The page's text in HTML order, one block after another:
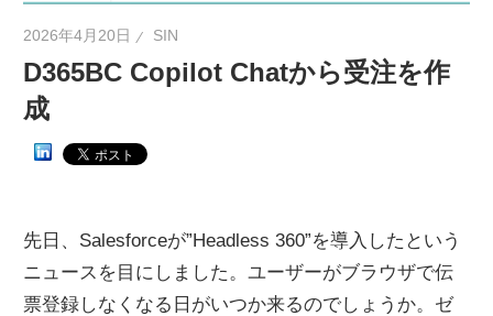
2026年4月20日 SIN
D365BC Copilot Chatから受注を作
成
先日、Salesforceが”Headless 360”を導入したという
ニュースを目にしました。ユーザーがブラウザで伝
票登録しなくなる日がいつか来るのでしょうか。ゼ